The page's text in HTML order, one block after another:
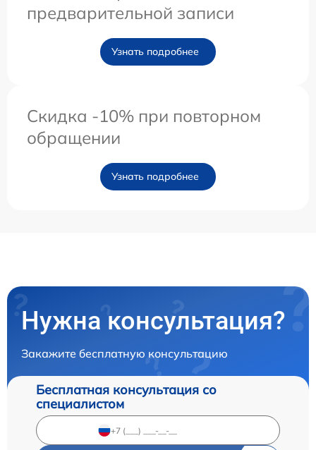
предварительной записи
Узнать подробнее
Скидка -10% при повторном
обращении
Узнать подробнее
Нужна консультация?
Закажите бесплатную консультацию
Бесплатная консультация со
специалистом